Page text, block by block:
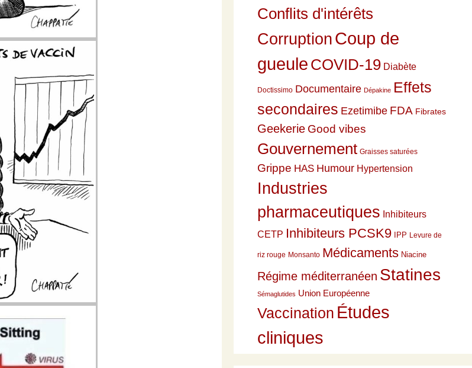
Conflits d'intérêts
CorruptionCoup de
gueule COVID-19 Diabète
Doctissimo Documentaire Dépakine Effets
secondaires Ezetimibe FDA Fibrates
Geekerie Good vibes
Gouvernement Graisses saturées
Grippe HAS Humour Hypertension
Industries
pharmaceutiques Inhibiteurs
CETP Inhibiteurs PCSK9 IPP Levure de
riz rouge Monsanto Médicaments Niacine
Régime méditerranéen Statines
Sémaglutides Union Européenne
Vaccination Études
cliniques